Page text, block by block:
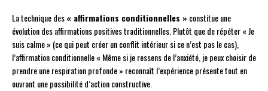
La technique des« affirmations conditionnelles » constitue une
évolution des affirmations positives traditionnelles. Plutôt que de répéter « Je
suis calme » (ce qui peut créer un conflit intérieur si ce n’est pas le cas),
l’affirmation conditionnelle « Même si je ressens de l’anxiété, je peux choisir de
prendre une respiration profonde » reconnaît l’expérience présente tout en
ouvrant une possibilité d’action constructive.